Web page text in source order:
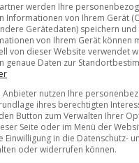
werden Ihre
Informationen von Ihrem Gerät
Gerätedaten) speichern
von Ihrem Gerät können
von dieser Website verwendet
genaue Daten zur
Anbieter nutzen Ihre
ihres berechtigten
Button zum Verwalten Ihrer
Seite oder im Menü der
Einwilligung in die Datenschutz-
oder widerrufen können.